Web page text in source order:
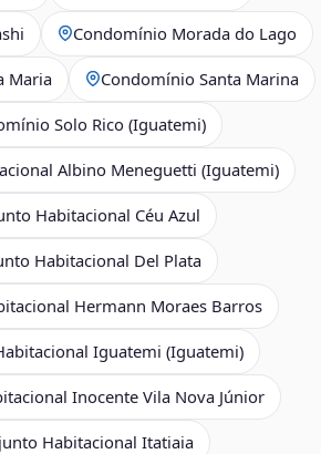
Condomínio Morada do Lago
Maria Condomínio Santa Marina
Solo Rico (Iguatemi)
Albino Meneguetti (Iguatemi)
Habitacional Céu Azul
Habitacional Del Plata
Hermann Moraes Barros
Iguatemi (Iguatemi)
Inocente Vila Nova Júnior
Habitacional Itatiaia